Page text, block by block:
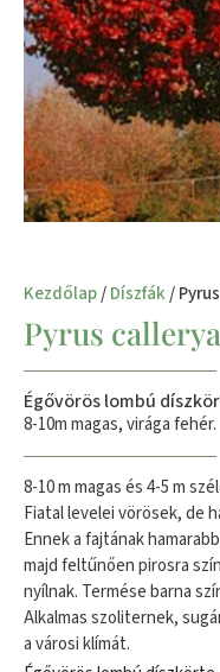
Kezdőlap/Díszfák/
Pyrus
Égővörös lombú
8-10m magas, virága fehér.
8-10 m magas és 4-5 m
Fiatal levelei vörösek, de
Ennek a fajtának
majd feltűnően pirosra
nyílnak. Termése barna
Alkalmas szoliternek,
a városi klímát.